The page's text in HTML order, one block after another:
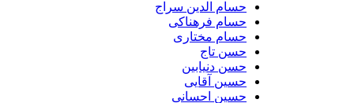
حسام الدین سراج
حسام فرهناکی
حسام مختاری
حسن تاج
حسن دنیابین
حسین آقایی
حسین احسانی